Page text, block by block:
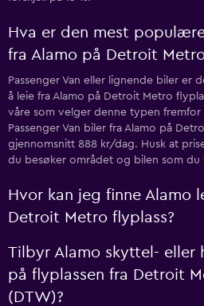
Hva er den mest
fra Alamo på Detroit
Passenger Van eller lignende biler
å leie fra Alamo på Detroit Metro
våre som velger denne typen fremfor
Passenger Van biler fra Alamo på
gjennomsnitt 888 kr/dag. Husk at
du besøker området og bilen som du
Hvor kan jeg finne Alamo
Detroit Metro flyplass?
Tilbyr Alamo skyttel- eller
på flyplassen fra Detroit
(DTW)?